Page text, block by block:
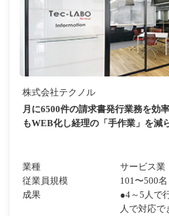
株式会社テクノル
月に6500件の請求書発行業務を効
もWEB化し経理の「手作業」を減
業種
サービス業
従業員規模
101〜500名
成果
●4～5人で
人で対応